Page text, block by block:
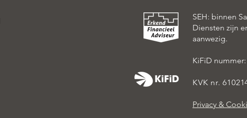
SEH: binnen
Diensten zijn
aanwezig.
KiFiD nummer:
KVK nr.
Privacy &